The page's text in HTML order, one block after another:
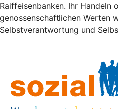
Raiffeisenbanken. Ihr Handeln
genossenschaftlichen Werten
Selbstverantwortung und